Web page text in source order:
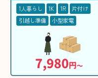
1人暮らし 1K 1R
片付け
引越し準備
小型家電
7,980円〜